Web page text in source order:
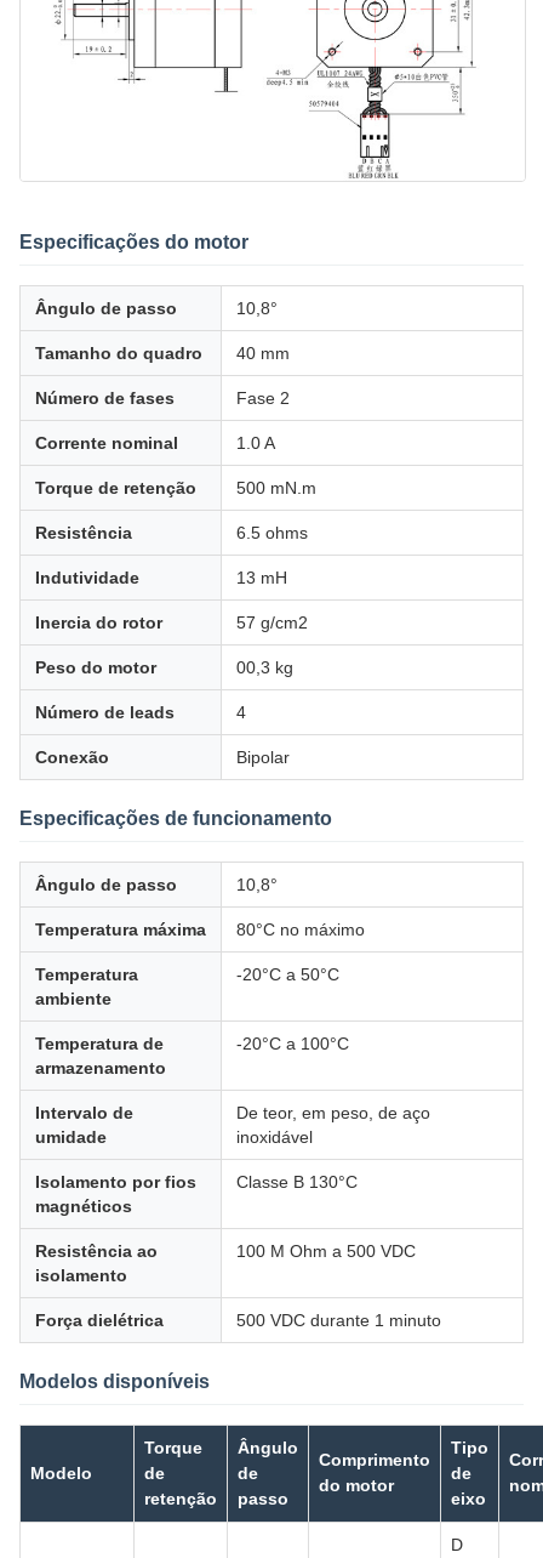
Especificações do motor
Ângulo de passo 10,8°
Tamanho do quadro 40 mm
Número de fases Fase 2
Corrente nominal 1.0 A
Torque de retenção 500 mN.m
Resistência 6.5 ohms
Indutividade 13 mH
Inercia do rotor 57 g/cm2
Peso do motor 00,3 kg
Número de leads 4
Conexão Bipolar
Especificações de funcionamento
Ângulo de passo 10,8°
Temperatura máxima 80°C no máximo
Temperatura
ambiente
-20°C a 50°C
Temperatura de
armazenamento
-20°C a 100°C
Intervalo de
umidade
De teor, em peso, de aço
inoxidável
Isolamento por fios
magnéticos
Classe B 130°C
Resistência ao
isolamento
100 M Ohm a 500 VDC
Força dielétrica 500 VDC durante 1 minuto
Modelos disponíveis
Modelo
Torque
de
retenção
Ângulo
de
passo
Comprimento
do motor
Tipo
de
eixo
D